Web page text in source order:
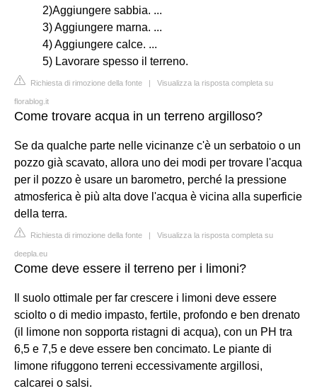
2)Aggiungere sabbia. ...
3) Aggiungere marna. ...
4) Aggiungere calce. ...
5) Lavorare spesso il terreno.
Richiesta di rimozione della fonte | Visualizza la risposta completa su
florablog.it
Come trovare acqua in un terreno argilloso?
Se da qualche parte nelle vicinanze c'è un serbatoio o un
pozzo già scavato, allora uno dei modi per trovare l'acqua
per il pozzo è usare un barometro, perché la pressione
atmosferica è più alta dove l'acqua è vicina alla superficie
della terra.
Richiesta di rimozione della fonte | Visualizza la risposta completa su
deepla.eu
Come deve essere il terreno per i limoni?
Il suolo ottimale per far crescere i limoni deve essere
sciolto o di medio impasto, fertile, profondo e ben drenato
(il limone non sopporta ristagni di acqua), con un PH tra
6,5 e 7,5 e deve essere ben concimato. Le piante di
limone rifuggono terreni eccessivamente argillosi,
calcarei o salsi.